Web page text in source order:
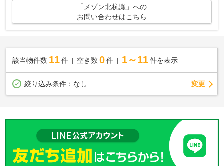
「メゾン北杭瀬」への
お問い合わせはこちら
該当物件数 11件 空き数 0 件 1～11 件を表示
絞り込み条件： なし 変更